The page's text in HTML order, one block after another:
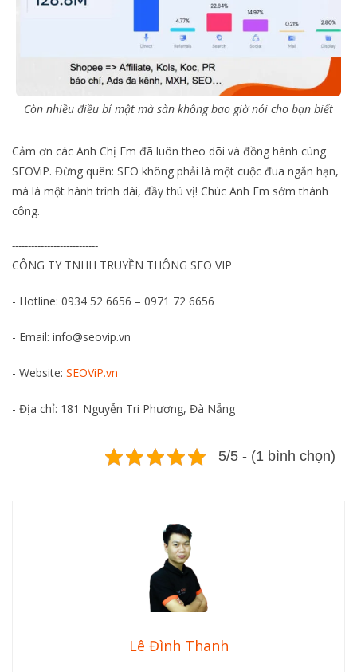
Còn nhiều điều bí mật mà sàn không bao giờ nói cho bạn biết
Cảm ơn các Anh Chị Em đã luôn theo dõi và đồng hành cùng
SEOViP. Đừng quên: SEO không phải là một cuộc đua ngắn hạn,
mà là một hành trình dài, đầy thú vị! Chúc Anh Em sớm thành
công.
---------------------------
CÔNG TY TNHH TRUYỀN THÔNG SEO VIP
- Hotline: 0934 52 6656 – 0971 72 6656
- Email: info@seovip.vn
- Website: SEOViP.vn
- Địa chỉ: 181 Nguyễn Tri Phương, Đà Nẵng
5/5 - (1 bình chọn)
Lê Đình Thanh